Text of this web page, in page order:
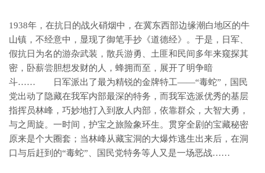
1938年，在抗日的战火硝烟中，在冀东西部边缘潮白地区的牛
山镇，不经意中，显现了御笔手抄《道德经》。于是，日军、
假抗日为名的游杂武装，散兵游勇、土匪和民间多年来窥探其
密，卧薪尝胆想发财的人，蜂拥而至，展开了明争暗
斗…… 日军派出了最为精锐的金牌特工——“毒蛇”，国民
党出动了隐藏在我军内部最深的特务，而我军选派优秀的基层
指挥员林峰，巧妙地打入到敌人内部，依靠群众，大智大勇，
与之周旋。一时间，护宝之旅险象环生。贯穿全剧的宝藏秘密
原来是个大圈套；当林峰从藏宝洞的大爆炸逃生出来后，在洞
口与后赶到的“毒蛇”、国民党特务等人又是一场恶战……